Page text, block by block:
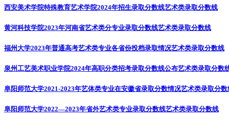
西安美术学院特殊教育艺术学院2024年招生录取分数线艺术类录取分数线
黄河科技学院2023年河南省艺术类分专业录取分数线艺术类录取分数线
福州大学2023年普通高考艺术类专业各省份投档录取情况艺术类录取分数线
泉州工艺美术职业学院2024年高职分类招考录取分数线公布艺术类录取分数
阜阳师范大学2021-2023年艺体类专业在安徽省录取分数情况艺术类录取分数
阜阳师范大学2022—2023年省外艺术类专业录取分数线艺术类录取分数线